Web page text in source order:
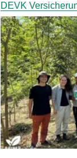
DEVK